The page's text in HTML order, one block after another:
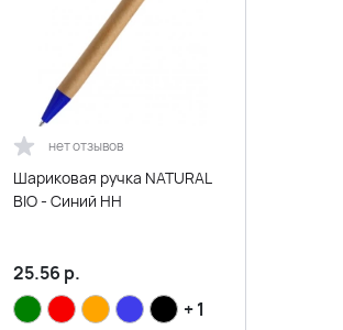
нет отзывов
Шариковая ручка NATURAL
BIO - Синий HH
25.56 р.
+ 1